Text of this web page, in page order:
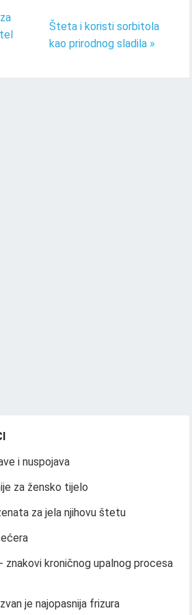
Šteta i koristi sorbitola
kao prirodnog sladila »
i nuspojava
za žensko tijelo
za jela njihovu štetu
znakovi kroničnog upalnog procesa
je najopasnija frizura